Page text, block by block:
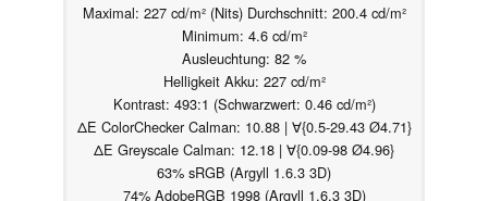
Maximal: 227 cd/m² (Nits) Durchschnitt: 200.4 cd/m²
Minimum: 4.6 cd/m²
Ausleuchtung: 82 %
Helligkeit Akku: 227 cd/m²
Kontrast: 493:1 (Schwarzwert: 0.46 cd/m²)
ΔE ColorChecker Calman: 10.88 | ∀{0.5-29.43 Ø4.71}
ΔE Greyscale Calman: 12.18 | ∀{0.09-98 Ø4.96}
63% sRGB (Argyll 1.6.3 3D)
74% AdobeRGB 1998 (Argyll 1.6.3 3D)